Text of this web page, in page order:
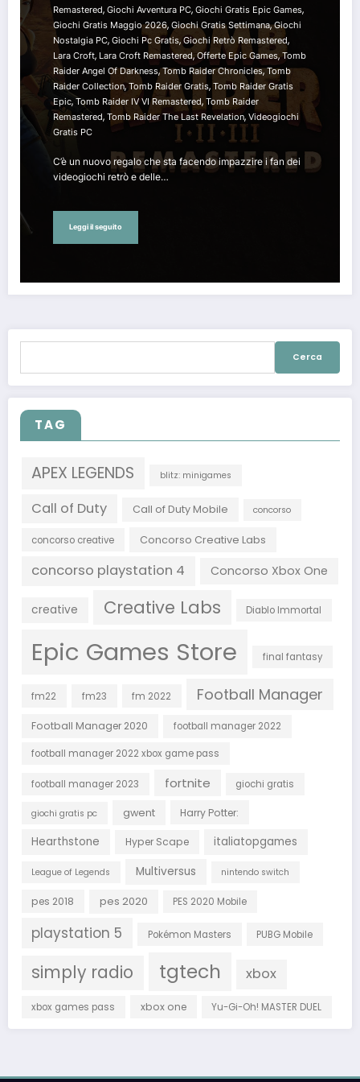
Remastered, Giochi Avventura PC, Giochi Gratis Epic Games,
Giochi Gratis Maggio 2026, Giochi Gratis Settimana,Giochi
Nostalgia PC, Giochi Pc Gratis, Giochi Retrò Remastered,
Lara Croft, Lara Croft Remastered,Offerte Epic Games, Tomb
Raider Angel Of Darkness,Tomb Raider Chronicles,Tomb
Raider Collection,Tomb Raider Gratis, Tomb Raider Gratis
Epic,Tomb Raider IV VI Remastered, Tomb Raider
Remastered, Tomb Raider The Last Revelation, Videogiochi
Gratis PC
C’è un nuovo regalo che sta facendo impazzire i fan dei
videogiochi retrò e delle…
Leggi il seguito
TAG
APEX LEGENDS blitz: minigames
Call of Duty Call of Duty Mobile concorso
concorso creative Concorso Creative Labs
concorso playstation 4 Concorso Xbox One
creative Creative Labs Diablo Immortal
Epic Games Store final fantasy
fm22 fm23 fm 2022 Football Manager
Football Manager 2020 football manager 2022
football manager 2022 xbox game pass
football manager 2023 fortnite giochi gratis
giochi gratis pc gwent Harry Potter:
Hearthstone Hyper Scape italiatopgames
League of Legends Multiversus nintendo switch
pes 2018 pes 2020 PES 2020 Mobile
playstation 5 Pokémon Masters PUBG Mobile
simply radio tgtech xbox
xbox games pass xbox one Yu-Gi-Oh! MASTER DUEL